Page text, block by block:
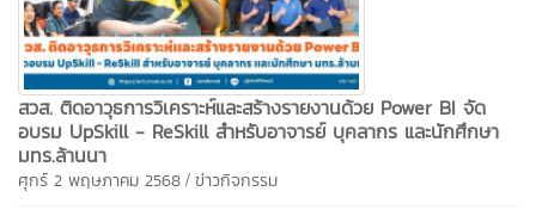
สวส. ติดอาวุธการวิเคราะห์และสร้างรายงานด้วย Power BI จัด
อบรม UpSkill - ReSkill สำหรับอาจารย์ บุคลากร และนักศึกษา
มทร.ล้านนา
ศุกร์ 2 พฤษภาคม 2568 / ข่าวกิจกรรม